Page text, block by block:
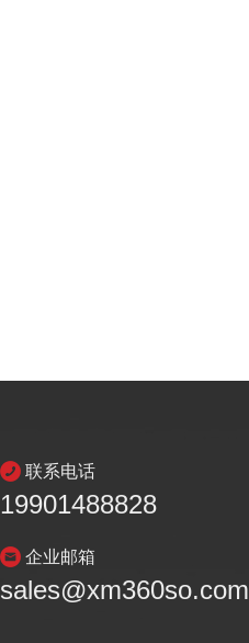
联系电话
19901488828
企业邮箱
sales@xm360so.com